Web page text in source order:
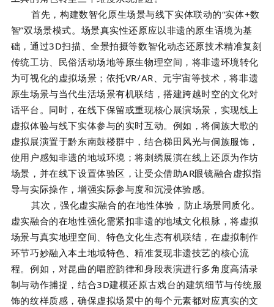
首先，构建数智化原生场景与线下实体联动的“实体+数
智”双场景模式。场景真实性还原应以非遗的原生语境为基
础，通过3D扫描、全景拍摄等数智化动态还原技术精准复刻
传统工坊、民俗活动场地等原生物理空间，将非遗环境转化
为可视化的虚拟场景；依托VR/AR、元宇宙等技术，将非遗
原生场景与当代生活场景有机联结，搭建跨越时空的文化对
话平台。同时，在线下保留或重现核心展演场景，实现线上
虚拟体验与线下实体参与的实时互动。例如，将侗族大歌的
虚拟展演置于黔东南鼓楼群中，结合梯田风光与侗族服饰，
使用户感知非遗的地域环境；将刺绣展演在线上还原为作坊
场景，并在线下设置体验区，让受众借助AR眼镜融合虚拟指
导与实际操作，增强实际参与度和沉浸体验感。
其次，强化虚实融合的在地性体验，防止场景同质化。
虚实融合的在地性强化需紧扣非遗的地域文化根脉，将虚拟
场景与真实地理空间、特色文化生态有机联结，在虚拟制作
环节巧妙融入本土地域特色、精准复现非遗技艺的核心流
程。例如，对昆曲的唱腔韵律和身段表演进行多角度高清录
制与动作捕捉，结合3D建模还原古戏台的建筑细节与传统服
饰的纹样质感，确保虚拟场景中的每个元素都对应真实的文